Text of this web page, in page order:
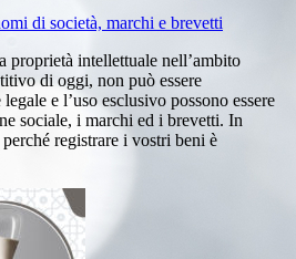
di società, marchi e brevetti
proprietà intellettuale nell’ambito
di oggi, non può essere
e l’uso esclusivo possono essere
sociale, i marchi ed i brevetti. In
registrare i vostri beni è